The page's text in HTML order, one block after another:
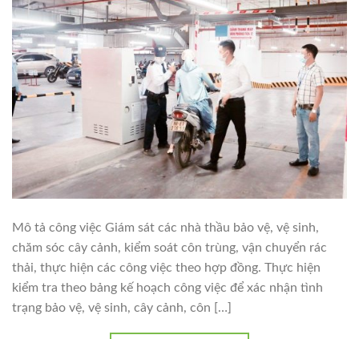
Mô tả công việc Giám sát các nhà thầu bảo vệ, vệ sinh,
chăm sóc cây cảnh, kiểm soát côn trùng, vận chuyển rác
thải, thực hiện các công việc theo hợp đồng. Thực hiện
kiểm tra theo bảng kế hoạch công việc để xác nhận tình
trạng bảo vệ, vệ sinh, cây cảnh, côn […]